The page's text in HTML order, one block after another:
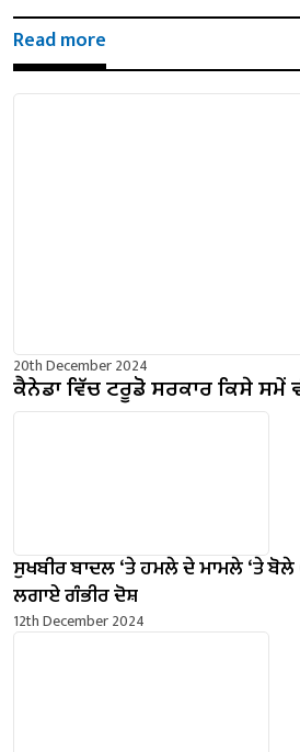
Read more
20th December 2024
ਕੈਨੇਡਾ ਵਿੱਚ ਟਰੂਡੋ ਸਰਕਾਰ ਕਿਸੇ ਸਮੇਂ
ਸੁਖਬੀਰ ਬਾਦਲ ‘ਤੇ ਹਮਲੇ ਦੇ ਮਾਮਲੇ ‘ਤੇ ਬੋਲੇ
ਲਗਾਏ ਗੰਭੀਰ ਦੋਸ਼
12th December 2024